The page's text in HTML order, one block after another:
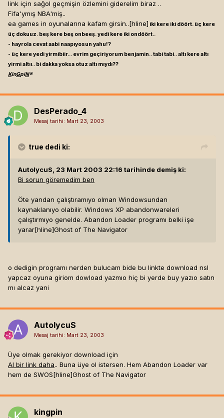
link için sağol geçmişin özlemini giderelim biraz ..
Fifa'ymış NBA'miş..
ea games in oyunalarına kafam girsin..[hline] iki kere iki döört. üç kere
üç dokuuz. beş kere beş onbeeş. yedi kere iki ondöört..
- hayrola cevat aabi naapıyosun yahu!?
- üç kere yedi yirmibiir... evrim geçiriyorum benjamin.. tabi tabi.. altı kere altı
yirmi altıı.. bi dakka yoksa otuz altı mıydı??
KinGpiN®
DesPerado_4
Mesaj tarihi: Mart 23, 2003
true dedi ki:
AutolycuS, 23 Mart 2003 22:16 tarihinde demiş ki:
Bi sorun göremedim ben
Öte yandan çalıştıramıyo olman Windowsundan
kaynaklanıyo olabilir. Windows XP abandonwareleri
çalıştırmıyo genelde. Abandon Loader programı belki işe
yarar[hline]Ghost of The Navigator
o dedigin programı nerden bulucam bide bu linkte download nsl
yapcaz oyuna giriom dowload yazmıo hiç bi yerde buy yazıo satın
mı alcaz yani
AutolycuS
Mesaj tarihi: Mart 23, 2003
Üye olmak gerekiyor download için
Al bir link daha.. Buna üye ol istersen. Hem Abandon Loader var
hem de SWOS[hline]Ghost of The Navigator
kingpin